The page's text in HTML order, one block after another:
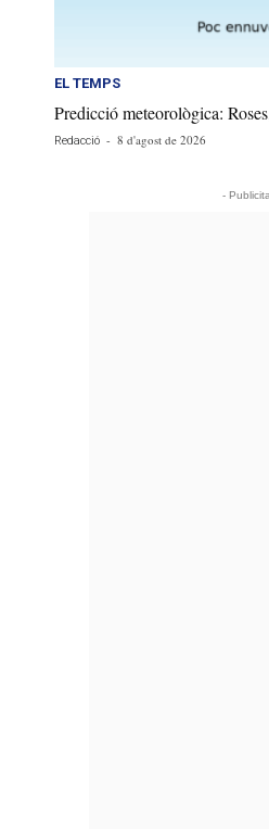
EL TEMPS
Predicció meteorològica:
Redacció - 8 d'agost de 2026
-